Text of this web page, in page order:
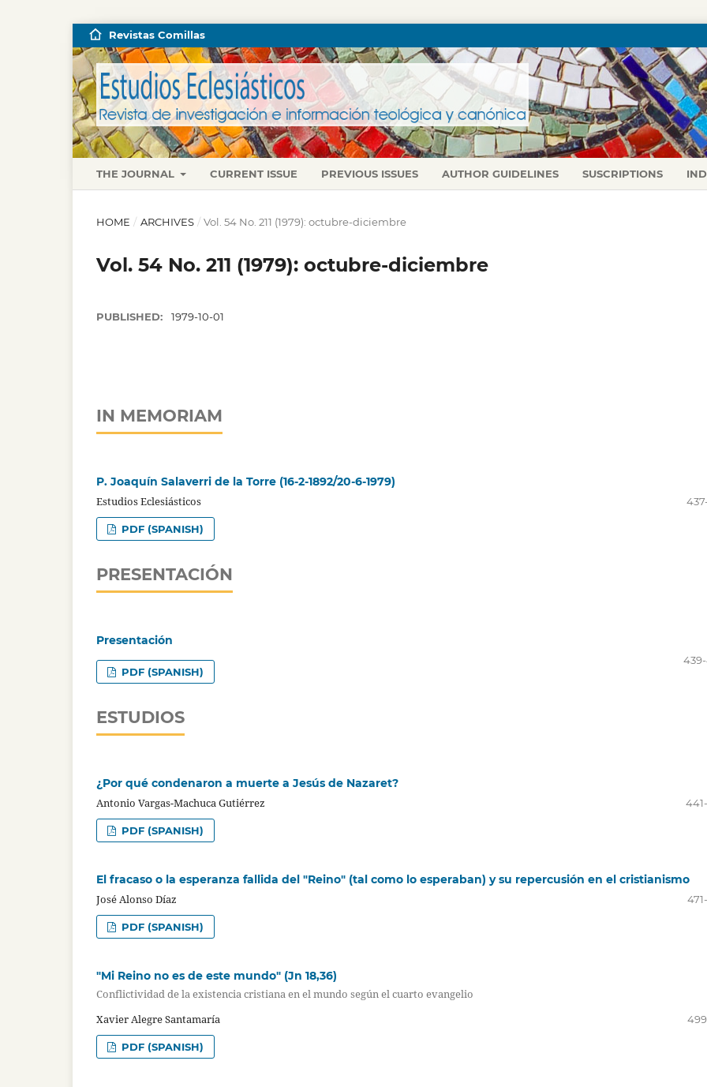
THE JOURNAL CURRENT ISSUE PREVIOUS ISSUES AUTHOR GUIDELINES SUSCRIPTIONS
Revistas Comillas
HOME / ARCHIVES / Vol. 54 No. 211 (1979): octubre-diciembre
Vol. 54 No. 211 (1979): octubre-diciembre
PUBLISHED: 1979-10-01
IN MEMORIAM
P. Joaquín Salaverri de la Torre (16-2-1892/20-6-1979)
Estudios Eclesiásticos
PDF (SPANISH)
PRESENTACIÓN
Presentación
PDF (SPANISH)
ESTUDIOS
¿Por qué condenaron a muerte a Jesús de Nazaret?
Antonio Vargas-Machuca Gutiérrez
PDF (SPANISH)
El fracaso o la esperanza fallida del "Reino" (tal como lo esperaban) y su repercusión en el cristianismo
José Alonso Díaz
PDF (SPANISH)
"Mi Reino no es de este mundo" (Jn 18,36)
Conflictividad de la existencia cristiana en el mundo según el cuarto evangelio
Xavier Alegre Santamaría
PDF (SPANISH)